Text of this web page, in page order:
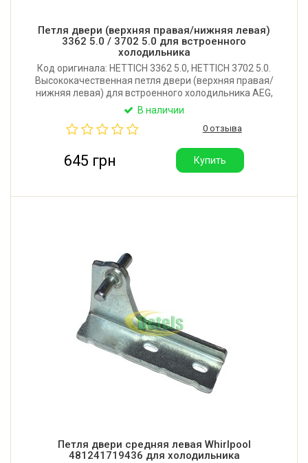
Петля двери (верхняя правая/нижняя левая)
3362 5.0 / 3702 5.0 для встроенного
холодильника
Код оригинала: HETTICH 3362 5.0, HETTICH 3702 5.0.
Высококачественная петля двери (верхняя правая/
нижняя левая) для встроенного холодильника AEG,
Electrolux, Whirlpool, Bauknecht, Liebherr, Gorenje,
Производитель: Китай.
В наличии
0 отзыва
645 грн Купить
Петля двери средняя левая Whirlpool
481241719436 для холодильника